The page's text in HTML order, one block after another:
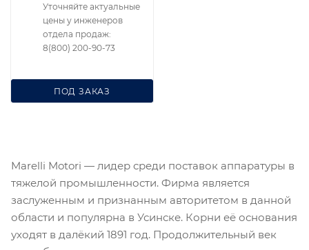
ПОД ЗАКАЗ
Уточняйте актуальные
цены у инженеров
отдела продаж:
8(800) 200-90-73
Marelli Motori — лидер среди поставок аппаратуры в
тяжелой промышленности. Фирма является
заслуженным и признанным авторитетом в данной
области и популярна в Усинске. Корни её основания
уходят в далёкий 1891 год. Продолжительный век